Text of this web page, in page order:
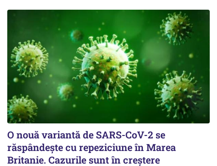
O nouă variantă de SARS-CoV-2 se
răspândește cu repeziciune în Marea
Britanie. Cazurile sunt în creștere